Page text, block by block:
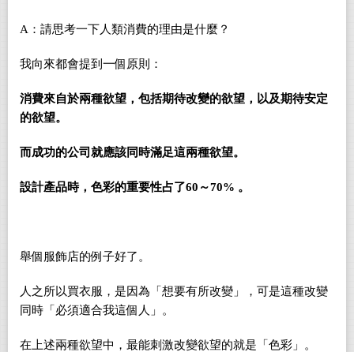
A ：請思考一下人類消費的理由是什麼？
我向來都會提到一個原則：
消費來自於兩種欲望，包括期待改變的欲望，以及期待安定
的欲望。
而成功的公司就應該同時滿足這兩種欲望。
設計產品時，色彩的重要性占了60 ～70% 。
舉個服飾店的例子好了。
人之所以買衣服，是因為「想要有所改變」，可是這種改變
同時「必須適合我這個人」。
在上述兩種欲望中，最能刺激改變欲望的就是「色彩」。